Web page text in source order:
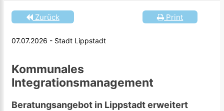
Print
Zurück
07.07.2026 - Stadt Lippstadt
Kommunales
Integrationsmanagement
Beratungsangebot in Lippstadt erweitert